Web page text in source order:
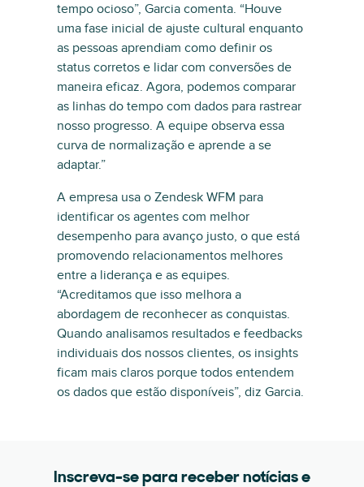
tempo ocioso”, Garcia comenta. “Houve
uma fase inicial de ajuste cultural enquanto
as pessoas aprendiam como definir os
status corretos e lidar com conversões de
maneira eficaz. Agora, podemos comparar
as linhas do tempo com dados para rastrear
nosso progresso. A equipe observa essa
curva de normalização e aprende a se
adaptar.”
A empresa usa o Zendesk WFM para
identificar os agentes com melhor
desempenho para avanço justo, o que está
promovendo relacionamentos melhores
entre a liderança e as equipes.
“Acreditamos que isso melhora a
abordagem de reconhecer as conquistas.
Quando analisamos resultados e feedbacks
individuais dos nossos clientes, os insights
ficam mais claros porque todos entendem
os dados que estão disponíveis”, diz Garcia.
Inscreva-se para receber notícias e